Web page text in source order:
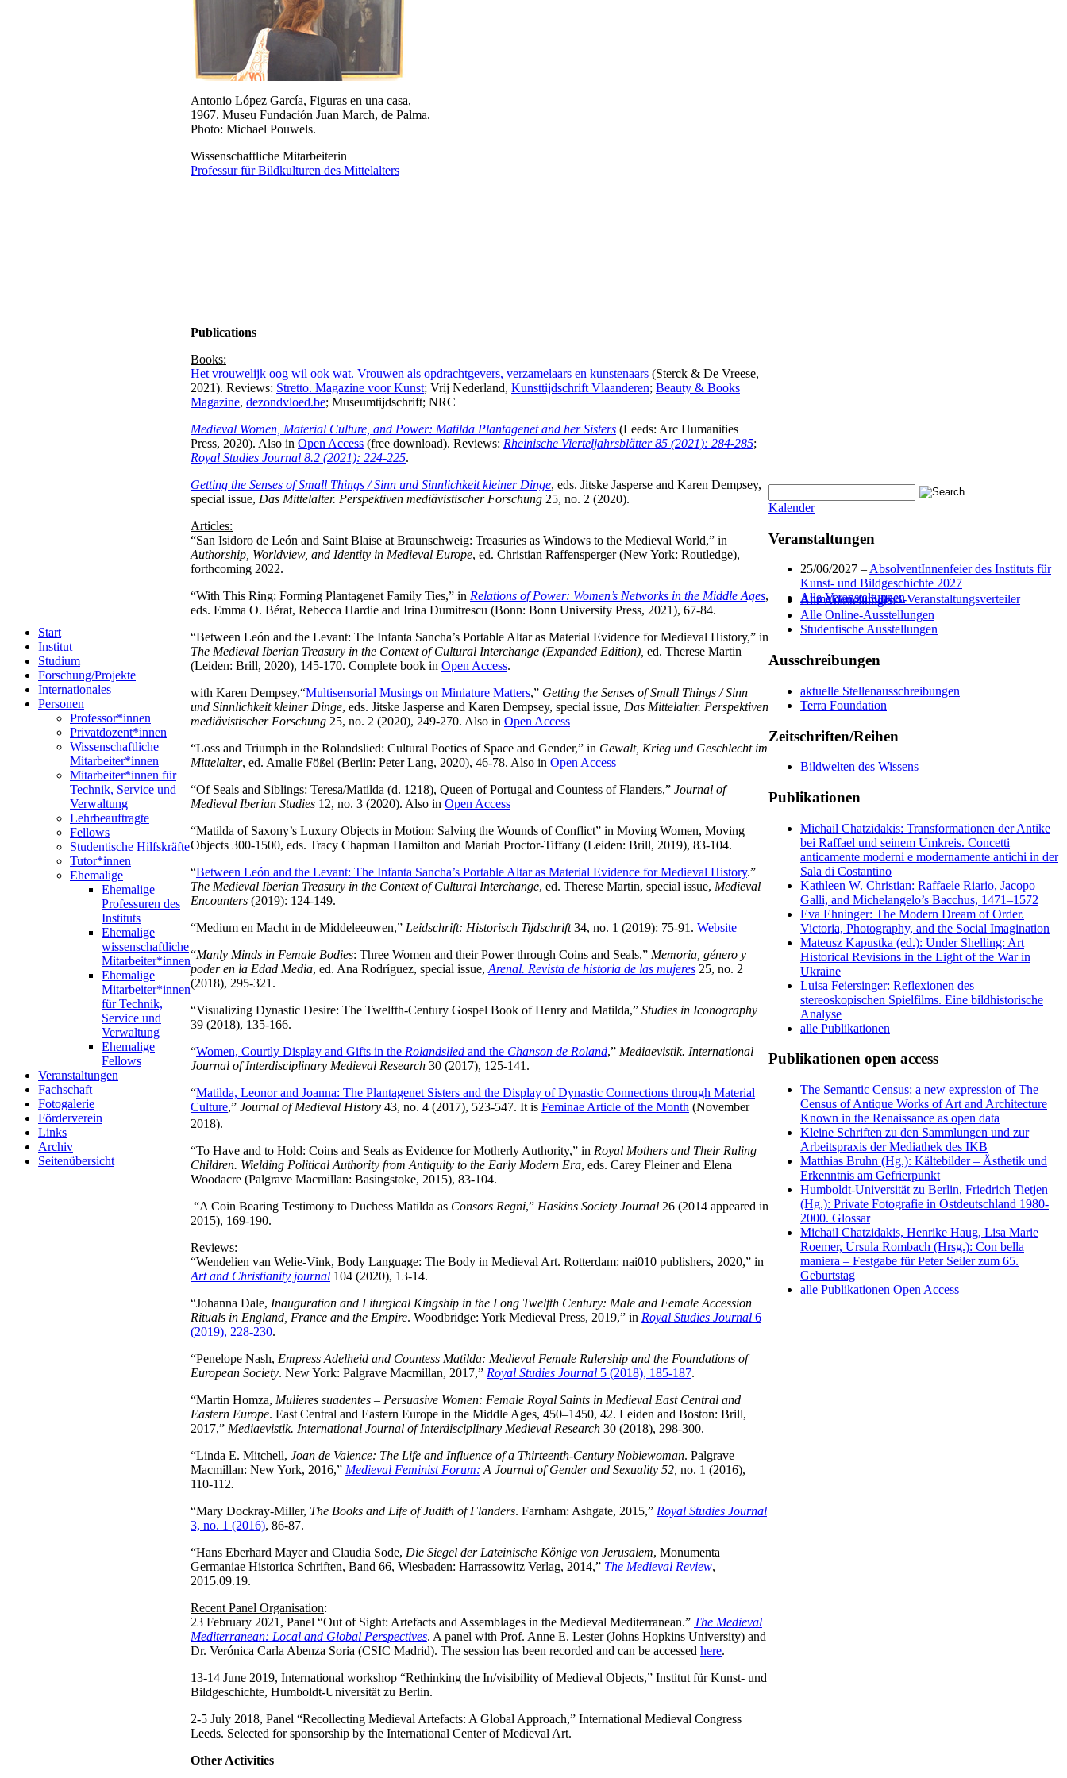
Start
Institut
Studium
Forschung/Projekte
Internationales
Personen
Professor*innen
Privatdozent*innen
Wissenschaftliche
Mitarbeiter*innen
Mitarbeiter*innen für
Technik, Service und
Verwaltung
Lehrbeauftragte
Fellows
Studentische Hilfskräfte
Tutor*innen
Ehemalige
Ehemalige
Professuren des
Instituts
Ehemalige
wissenschaftliche
Mitarbeiter*innen
Ehemalige
Mitarbeiter*innen
für Technik,
Service und
Verwaltung
Ehemalige
Fellows
Veranstaltungen
Fachschaft
Fotogalerie
Förderverein
Links
Archiv
Seitenübersicht
Antonio López García, Figuras en una casa,
1967. Museu Fundación Juan March, de Palma.
Photo: Michael Pouwels.
Wissenschaftliche Mitarbeiterin
Professur für Bildkulturen des Mittelalters
Publications
Books:
Het vrouwelijk oog wil ook wat. Vrouwen als opdrachtgevers, verzamelaars en kunstenaars (Sterck & De Vreese,
2021). Reviews: Stretto. Magazine voor Kunst; Vrij Nederland, Kunsttijdschrift Vlaanderen; Beauty & Books
Magazine, dezondvloed.be; Museumtijdschrift; NRC
Medieval Women, Material Culture, and Power: Matilda Plantagenet and her Sisters (Leeds: Arc Humanities
Press, 2020). Also in Open Access (free download). Reviews: Rheinische Vierteljahrsblätter 85 (2021): 284-285;
Royal Studies Journal 8.2 (2021): 224-225.
Getting the Senses of Small Things /Sinn und Sinnlichkeit kleiner Dinge, eds. Jitske Jasperse and Karen Dempsey,
special issue, Das Mittelalter. Perspektiven mediävistischer Forschung 25, no. 2 (2020).
Articles:
“San Isidoro de León and Saint Blaise at Braunschweig: Treasuries as Windows to the Medieval World,” in
Authorship, Worldview, and Identity in Medieval Europe, ed. Christian Raffensperger (New York: Routledge),
forthcoming 2022.
“With This Ring: Forming Plantagenet Family Ties,” in Relations of Power: Women’s Networks in the Middle Ages,
eds. Emma O. Bérat, Rebecca Hardie and Irina Dumitrescu (Bonn: Bonn University Press, 2021), 67-84.
“Between León and the Levant: The Infanta Sancha’s Portable Altar as Material Evidence for Medieval History,” in
The Medieval Iberian Treasury in the Context of Cultural Interchange (Expanded Edition), ed. Therese Martin
(Leiden: Brill, 2020), 145-170. Complete book in Open Access.
with Karen Dempsey,“Multisensorial Musings on Miniature Matters,” Getting the Senses of Small Things /Sinn
und Sinnlichkeit kleiner Dinge, eds. Jitske Jasperse and Karen Dempsey, special issue, Das Mittelalter. Perspektiven
mediävistischer Forschung 25, no. 2 (2020), 249-270. Also in Open Access
“Loss and Triumph in the Rolandslied: Cultural Poetics of Space and Gender,” in Gewalt, Krieg und Geschlecht im
Mittelalter, ed. Amalie Fößel (Berlin: Peter Lang, 2020), 46-78. Also in Open Access
“Of Seals and Siblings: Teresa/Matilda (d. 1218), Queen of Portugal and Countess of Flanders,” Journal of
Medieval Iberian Studies 12, no. 3 (2020). Also in Open Access
“Matilda of Saxony’s Luxury Objects in Motion: Salving the Wounds of Conflict” in Moving Women, Moving
Objects 300-1500, eds. Tracy Chapman Hamilton and Mariah Proctor-Tiffany (Leiden: Brill, 2019), 83-104.
“Between León and the Levant: The Infanta Sancha’s Portable Altar as Material Evidence for Medieval History.”
The Medieval Iberian Treasury in the Context of Cultural Interchange, ed. Therese Martin, special issue, Medieval
Encounters (2019): 124-149.
“Medium en Macht in de Middeleeuwen,” Leidschrift: Historisch Tijdschrift34, no. 1 (2019): 75-91. Website
“Manly Minds in Female Bodies: Three Women and their Power through Coins and Seals,” Memoria, género y
poder en la Edad Media, ed. Ana Rodríguez, special issue, Arenal. Revista de historia de las mujeres 25, no. 2
(2018), 295-321.
“Visualizing Dynastic Desire: The Twelfth-Century Gospel Book of Henry and Matilda,” Studies in Iconography
39 (2018), 135-166.
“Women, Courtly Display and Gifts in the Rolandslied and the Chanson de Roland,” Mediaevistik. International
Journal of Interdisciplinary Medieval Research 30 (2017), 125-141.
“Matilda, Leonor and Joanna: The Plantagenet Sisters and the Display of Dynastic Connections through Material
Culture,” Journal of Medieval History 43, no. 4 (2017), 523-547. It is Feminae Article of the Month (November
2018).
“To Have and to Hold: Coins and Seals as Evidence for Motherly Authority,” in Royal Mothers and Their Ruling
Children. Wielding Political Authority from Antiquity to the Early Modern Era, eds. Carey Fleiner and Elena
Woodacre (Palgrave Macmillan: Basingstoke, 2015), 83-104.
“A Coin Bearing Testimony to Duchess Matilda as Consors Regni,” Haskins Society Journal 26 (2014 appeared in
2015), 169-190.
Reviews:
“Wendelien van Welie-Vink, Body Language: The Body in Medieval Art. Rotterdam: nai010 publishers, 2020,” in
Art and Christianity journal 104 (2020), 13-14.
“Johanna Dale, Inauguration and Liturgical Kingship in the Long Twelfth Century: Male and Female Accession
Rituals in England, France and the Empire. Woodbridge: York Medieval Press, 2019,” in Royal Studies Journal 6
(2019), 228-230.
“Penelope Nash, Empress Adelheid and Countess Matilda: Medieval Female Rulership and the Foundations of
European Society. New York: Palgrave Macmillan, 2017,” Royal Studies Journal 5 (2018), 185-187.
“Martin Homza, Mulieres suadentes – Persuasive Women: Female Royal Saints in Medieval East Central and
Eastern Europe. East Central and Eastern Europe in the Middle Ages, 450–1450, 42. Leiden and Boston: Brill,
2017,” Mediaevistik. International Journal of Interdisciplinary Medieval Research 30 (2018), 298-300.
“Linda E. Mitchell, Joan de Valence: The Life and Influence of a Thirteenth-Century Noblewoman. Palgrave
Macmillan: New York, 2016,” Medieval Feminist Forum: A Journal of Gender and Sexuality 52 no. 1 (2016),
110-112.
“Mary Dockray-Miller, The Books and Life of Judith of Flanders. Farnham: Ashgate, 2015,” Royal Studies Journal
3, no. 1 (2016), 86-87.
“Hans Eberhard Mayer and Claudia Sode, Die Siegel der Lateinische Könige von Jerusalem, Monumenta
Germaniae Historica Schriften, Band 66, Wiesbaden: Harrassowitz Verlag, 2014,” The Medieval Review,
2015.09.19.
Recent Panel Organisation:
23 February 2021, Panel “Out of Sight: Artefacts and Assemblages in the Medieval Mediterranean.” The Medieval
Mediterranean: Local and Global Perspectives. A panel with Prof. Anne E. Lester (Johns Hopkins University) and
Dr. Verónica Carla Abenza Soria (CSIC Madrid). The session has been recorded and can be accessed here.
13-14 June 2019, International workshop “Rethinking the In/visibility of Medieval Objects,” Institut für Kunst- und
Bildgeschichte, Humboldt-Universität zu Berlin.
2-5 July 2018, Panel “Recollecting Medieval Artefacts: A Global Approach,” International Medieval Congress
Leeds. Selected for sponsorship by the International Center of Medieval Art.
Other Activities
Kalender
Veranstaltungen
25/06/2027 –AbsolventInnenfeier des Instituts für
Kunst- und Bildgeschichte 2027
Alle Veranstaltungen
Anmelden zum IKB-Veranstaltungsverteiler
Alle Ausstellungen
Alle Online-Ausstellungen
Studentische Ausstellungen
Ausschreibungen
aktuelle Stellenausschreibungen
Terra Foundation
Zeitschriften/Reihen
Bildwelten des Wissens
Publikationen
Michail Chatzidakis: Transformationen der Antike
bei Raffael und seinem Umkreis. Concetti
anticamente moderni e modernamente antichi in der
Sala di Costantino
Kathleen W. Christian: Raffaele Riario, Jacopo
Galli, and Michelangelo’s Bacchus, 1471–1572
Eva Ehninger: The Modern Dream of Order.
Victoria, Photography, and the Social Imagination
Mateusz Kapustka (ed.): Under Shelling: Art
Historical Revisions in the Light of the War in
Ukraine
Luisa Feiersinger: Reflexionen des
stereoskopischen Spielfilms. Eine bildhistorische
Analyse
alle Publikationen
Publikationen open access
The Semantic Census: a new expression of The
Census of Antique Works of Art and Architecture
Known in the Renaissance as open data
Kleine Schriften zu den Sammlungen und zur
Arbeitspraxis der Mediathek des IKB
Matthias Bruhn (Hg.): Kältebilder – Ästhetik und
Erkenntnis am Gefrierpunkt
Humboldt-Universität zu Berlin, Friedrich Tietjen
(Hg.): Private Fotografie in Ostdeutschland 1980-
2000. Glossar
Michail Chatzidakis, Henrike Haug, Lisa Marie
Roemer, Ursula Rombach (Hrsg.): Con bella
maniera – Festgabe für Peter Seiler zum 65.
Geburtstag
alle Publikationen Open Access